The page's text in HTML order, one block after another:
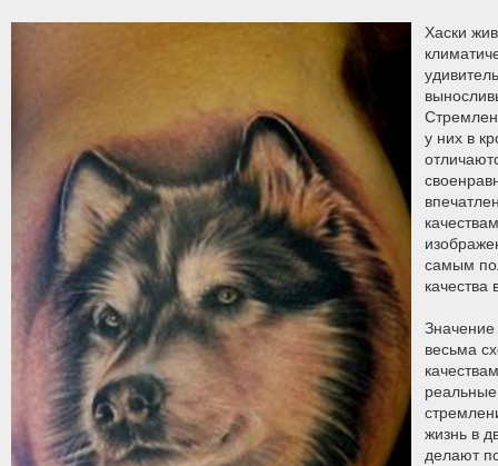
Хаски
у них в
самым
качества
Значение
весьма
жизнь в
делают